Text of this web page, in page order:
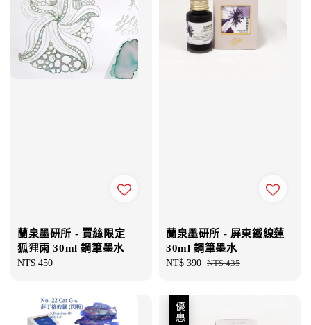
蘭泉墨研所 - 賈絲限定
狐狸雨 30ml 鋼筆墨水
Regular
NT$ 450
蘭泉墨研所 - 屏東鐵線蓮
30ml 鋼筆墨水
Sale
NT$ 390 Regular
NT$ 435
優惠